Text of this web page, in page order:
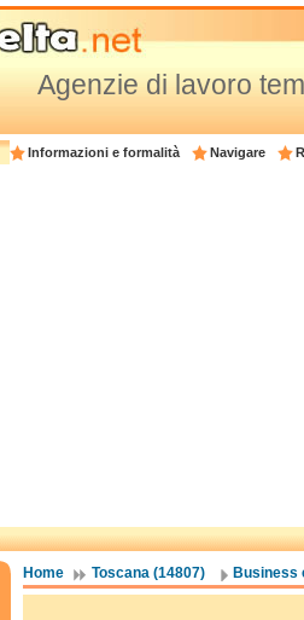
Agenzie di lavoro
Informazioni e formalità Navigare
Home Toscana (14807) Business